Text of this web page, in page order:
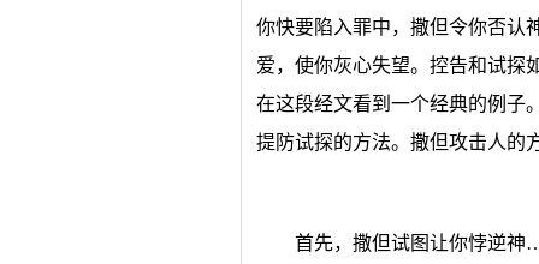
你快要陷入罪中，撒但令你否认
爱，使你灰心失望。控告和试探
在这段经文看到一个经典的例子
提防试探的方法。撒但攻击人的
首先，撒但试图让你悖逆